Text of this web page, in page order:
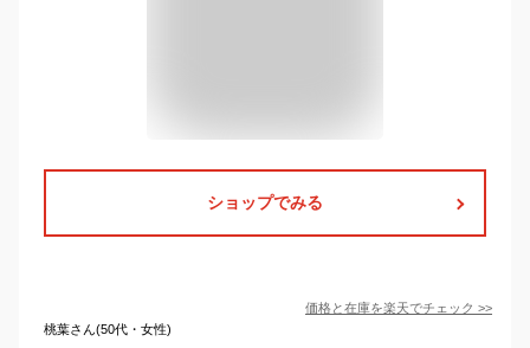
ショップでみる
価格と在庫を楽天でチェック >>
桃葉さん(50代・女性)